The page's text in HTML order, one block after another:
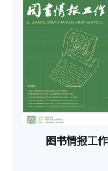
图书情报工作